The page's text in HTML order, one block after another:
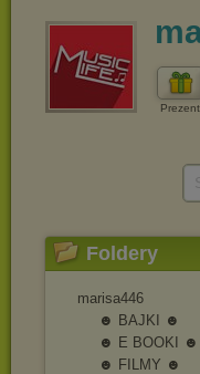
Prezent
Foldery
marisa446
☻ BAJKI ☻
☻ E BOOKI ☻
☻ FILMY ☻